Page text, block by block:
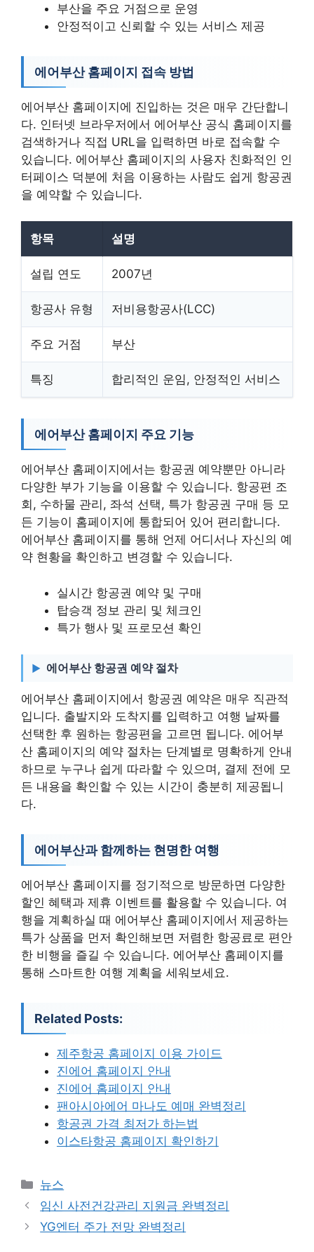
부산을 주요 거점으로 운영
안정적이고 신뢰할 수 있는 서비스 제공
에어부산 홈페이지 접속 방법
에어부산 홈페이지에 진입하는 것은 매우 간단합니
다. 인터넷 브라우저에서 에어부산 공식 홈페이지를
검색하거나 직접 URL을 입력하면 바로 접속할 수
있습니다. 에어부산 홈페이지의 사용자 친화적인 인
터페이스 덕분에 처음 이용하는 사람도 쉽게 항공권
을 예약할 수 있습니다.
항목 설명
설립 연도 2007년
항공사 유형 저비용항공사(LCC)
주요 거점 부산
특징 합리적인 운임, 안정적인 서비스
에어부산 홈페이지 주요 기능
에어부산 홈페이지에서는 항공권 예약뿐만 아니라
다양한 부가 기능을 이용할 수 있습니다. 항공편 조
회, 수하물 관리, 좌석 선택, 특가 항공권 구매 등 모
든 기능이 홈페이지에 통합되어 있어 편리합니다.
에어부산 홈페이지를 통해 언제 어디서나 자신의 예
약 현황을 확인하고 변경할 수 있습니다.
실시간 항공권 예약 및 구매
탑승객 정보 관리 및 체크인
특가 행사 및 프로모션 확인
에어부산 항공권 예약 절차
에어부산 홈페이지에서 항공권 예약은 매우 직관적
입니다. 출발지와 도착지를 입력하고 여행 날짜를
선택한 후 원하는 항공편을 고르면 됩니다. 에어부
산 홈페이지의 예약 절차는 단계별로 명확하게 안내
하므로 누구나 쉽게 따라할 수 있으며, 결제 전에 모
든 내용을 확인할 수 있는 시간이 충분히 제공됩니
다.
에어부산과 함께하는 현명한 여행
에어부산 홈페이지를 정기적으로 방문하면 다양한
할인 혜택과 제휴 이벤트를 활용할 수 있습니다. 여
행을 계획하실 때 에어부산 홈페이지에서 제공하는
특가 상품을 먼저 확인해보면 저렴한 항공료로 편안
한 비행을 즐길 수 있습니다. 에어부산 홈페이지를
통해 스마트한 여행 계획을 세워보세요.
Related Posts:
제주항공 홈페이지 이용 가이드
진에어 홈페이지 안내
진에어 홈페이지 안내
팬아시아에어 마나도 예매 완벽정리
항공권 가격 최저가 하는법
이스타항공 홈페이지 확인하기
카
테
리
뉴스
임신 사전건강관리 지원금 완벽정리
YG엔터 주가 전망 완벽정리